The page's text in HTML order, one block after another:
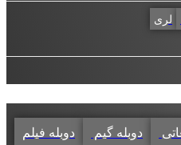
دوبله گیم
دوبله فیلم